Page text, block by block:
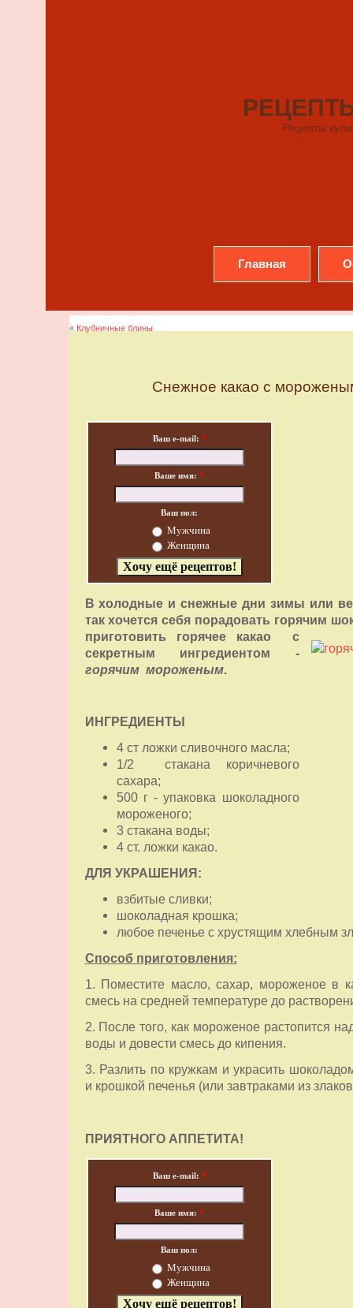
Рецепты
Главная
« Клубничные блины
Снежное какао с
Ваш e-mail: *
Ваше имя: *
Ваш пол:
Мужчина
Женщина
В холодные и снежные дни зимы или
так хочется себя порадовать горячим
приготовить горячее какао
с
секретным ингредиентом -
горячим мороженым.
ИНГРЕДИЕНТЫ
4 ст ложки сливочного масла;
1/2 стакана коричневого
сахара;
500 г - упаковка шоколадного
мороженого;
3 стакана воды;
4 ст. ложки какао.
ДЛЯ УКРАШЕНИЯ:
взбитые сливки;
шоколадная крошка;
любое печенье с хрустящим хлебным
Способ приготовления:
1. Поместите масло, сахар, мороженое в
смесь на средней температуре до
2. После того, как мороженое растопится
воды и довести смесь до кипения.
3. Разлить по кружкам и украсить
и крошкой печенья (или завтраками из
ПРИЯТНОГО АППЕТИТА!
Ваш e-mail: *
Ваше имя: *
Ваш пол:
Мужчина
Женщина